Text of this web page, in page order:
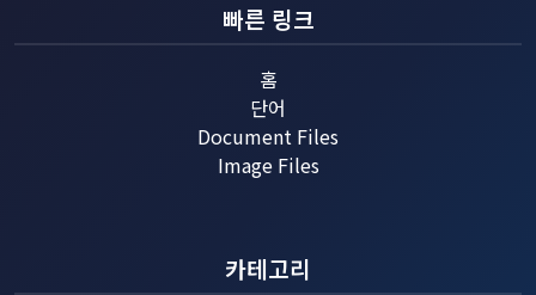
빠른 링크
홈
단어
Document Files
Image Files
카테고리